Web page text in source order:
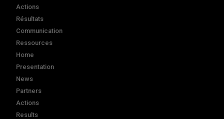
Actions
Résultats
Communication
Ressources
Home
Presentation
News
Partners
Actions
Results